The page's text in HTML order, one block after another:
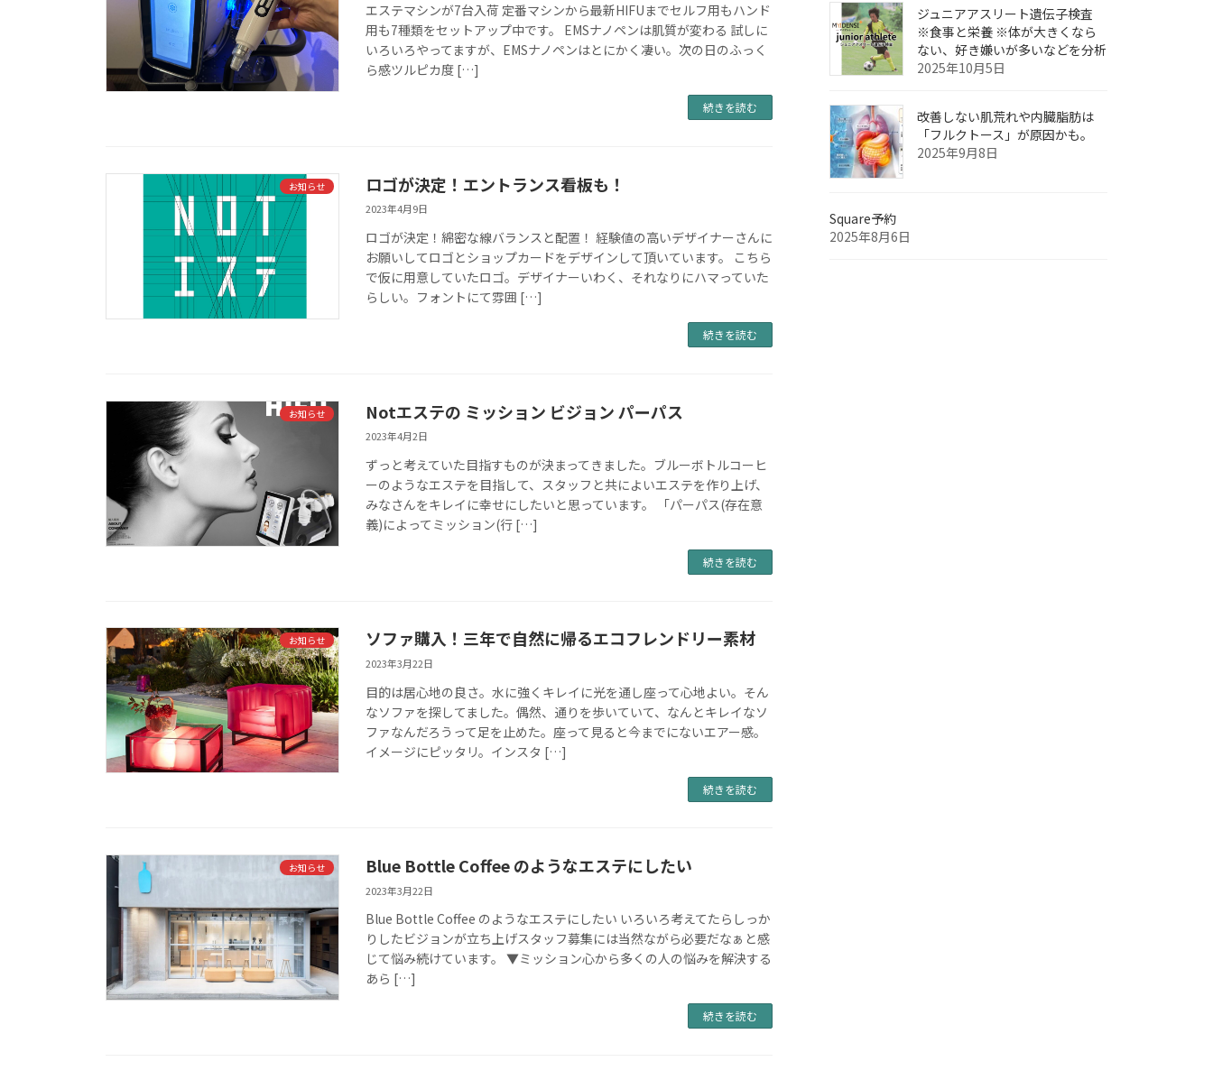
エステマシンが7台入荷 定番マシンから最新HIFUまでセルフ用もハンド
用も7種類をセットアップ中です。 EMSナノペンは肌質が変わる 試しに
いろいろやってますが、EMSナノペンはとにかく凄い。次の日のふっく
ら感ツルピカ度 […]
続きを読む
お知らせ ロゴが決定！エントランス看板も！
2023年4月9日
ロゴが決定！綿密な線バランスと配置！ 経験値の高いデザイナーさんに
お願いしてロゴとショップカードをデザインして頂いています。 こちら
で仮に用意していたロゴ。デザイナーいわく、それなりにハマっていた
らしい。フォントにて雰囲 […]
続きを読む
お知らせ Notエステの ミッション ビジョン パーパス
2023年4月2日
ずっと考えていた目指すものが決まってきました。ブルーボトルコーヒ
ーのようなエステを目指して、スタッフと共によいエステを作り上げ、
みなさんをキレイに幸せにしたいと思っています。 「パーパス(存在意
義)によってミッション(行 […]
続きを読む
お知らせ ソファ購入！三年で自然に帰るエコフレンドリー素材
2023年3月22日
目的は居心地の良さ。水に強くキレイに光を通し座って心地よい。そん
なソファを探してました。偶然、通りを歩いていて、なんとキレイなソ
ファなんだろうって足を止めた。座って見ると今までにないエアー感。
イメージにピッタリ。インスタ […]
続きを読む
お知らせ Blue Bottle Coffee のようなエステにしたい
2023年3月22日
Blue Bottle Coffee のようなエステにしたい いろいろ考えてたらしっか
りしたビジョンが立ち上げスタッフ募集には当然ながら必要だなぁと感
じて悩み続けています。 ▼ミッション心から多くの人の悩みを解決する
あら […]
続きを読む
ジュニアアスリート遺伝子検査
※食事と栄養 ※体が大きくなら
ない、好き嫌いが多いなどを分析
2025年10月5日
改善しない肌荒れや内臓脂肪は
「フルクトース」が原因かも。
2025年9月8日
Square予約
2025年8月6日